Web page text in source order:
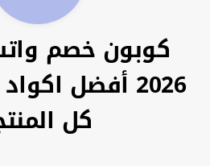
كوبون خصم
كل